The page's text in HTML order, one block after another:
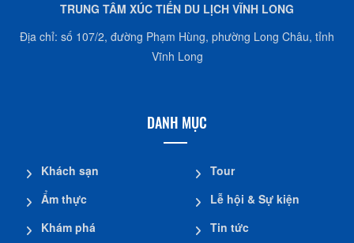
TRUNG TÂM XÚC TIẾN DU LỊCH VĨNH LONG
Địa chỉ: số 107/2, đường Phạm Hùng, phường Long Châu, tỉnh
Vĩnh Long
DANH MỤC
Khách sạn
Ẩm thực
Khám phá
Tour
Lễ hội & Sự kiện
Tin tức